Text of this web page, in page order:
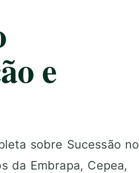
e
sobre Sucessão no
da Embrapa, Cepea,